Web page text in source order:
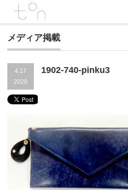
メディア掲載
4.17
2020
1902-740-pinku3